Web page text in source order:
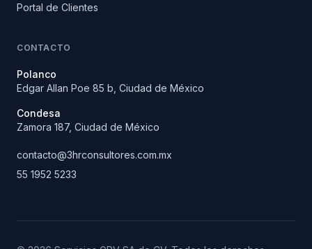
Portal de Clientes
CONTACTO
Polanco
Edgar Allan Poe 85 b, Ciudad de México
Condesa
Zamora 187, Ciudad de México
contacto@3hrconsultores.com.mx
55 1952 5233